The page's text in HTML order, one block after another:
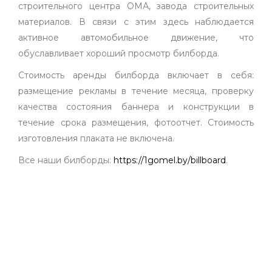
строительного центра ОМА, завода строительных
материалов. В связи с этим здесь наблюдается
активное автомобильное движение, что
обуславливает хороший просмотр билборда.
Стоимость аренды билборда включает в себя:
размещение рекламы в течение месяца, проверку
качества состояния баннера и конструкции в
течение срока размещения, фотоотчет. Стоимость
изготовления плаката не включена.
Все наши билборды: https://1gomel.by/billboard.